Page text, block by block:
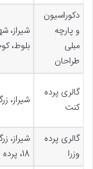
دکوراسیون
و پارچه
مبلی
طراحان
شیراز،
بلوط،
گالری پرده
کنت
شیراز،
گالری پرده
وزرا
18، پرده وزرا